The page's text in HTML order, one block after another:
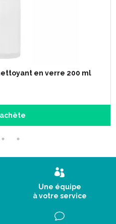
en verre 200 ml
Une équipe
à votre service